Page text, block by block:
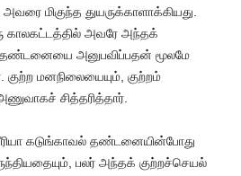
மிகுந்த துயருக்காளாக்கியது.
காலகட்டத்தில் அவரே அந்தக்
தண்டனையை அனுபவிப்பதன் மூலமே
குற்ற மனநிலையையும், குற்றம்
சித்தரித்தார்.
கடுங்காவல் தண்டனையின்போது
பலர் அந்தக் குற்றச்செயல்